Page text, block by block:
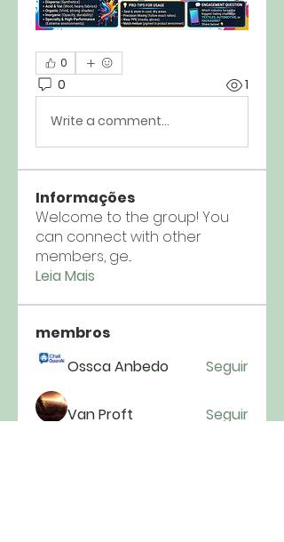
0
0 1
Write a comment...
Informações
Welcome to the group! You
can connect with other
members, ge...
Leia Mais
membros
Ossca Anbedo
Seguir
Van Proft
Seguir